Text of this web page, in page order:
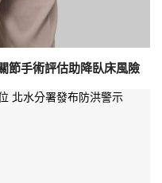
手術評估助降臥床風險